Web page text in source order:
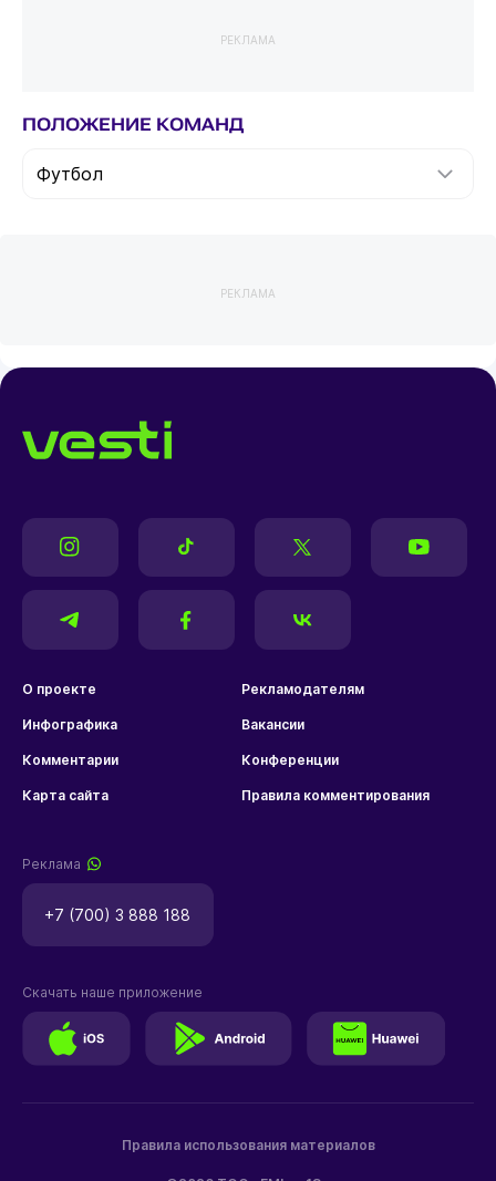
РЕКЛАМА
ПОЛОЖЕНИЕ КОМАНД
Футбол
РЕКЛАМА
О проекте Рекламодателям
Инфографика Вакансии
Комментарии Конференции
Карта сайта Правила комментирования
Реклама
+7 (700) 3 888 188
Правила использования материалов
Скачать наше приложение